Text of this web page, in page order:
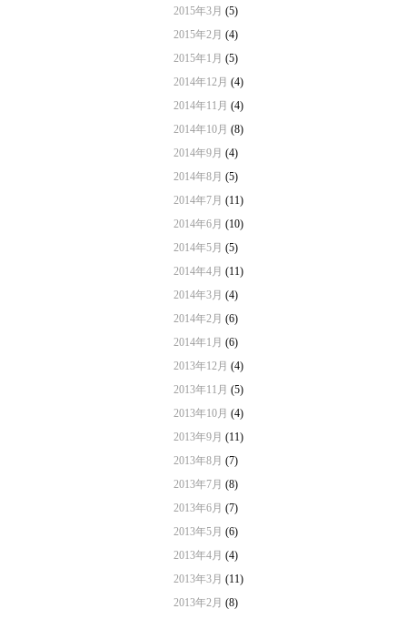
2015年3月 (5)
2015年2月 (4)
2015年1月 (5)
2014年12月 (4)
2014年11月 (4)
2014年10月 (8)
2014年9月 (4)
2014年8月 (5)
2014年7月 (11)
2014年6月 (10)
2014年5月 (5)
2014年4月 (11)
2014年3月 (4)
2014年2月 (6)
2014年1月 (6)
2013年12月 (4)
2013年11月 (5)
2013年10月 (4)
2013年9月 (11)
2013年8月 (7)
2013年7月 (8)
2013年6月 (7)
2013年5月 (6)
2013年4月 (4)
2013年3月 (11)
2013年2月 (8)